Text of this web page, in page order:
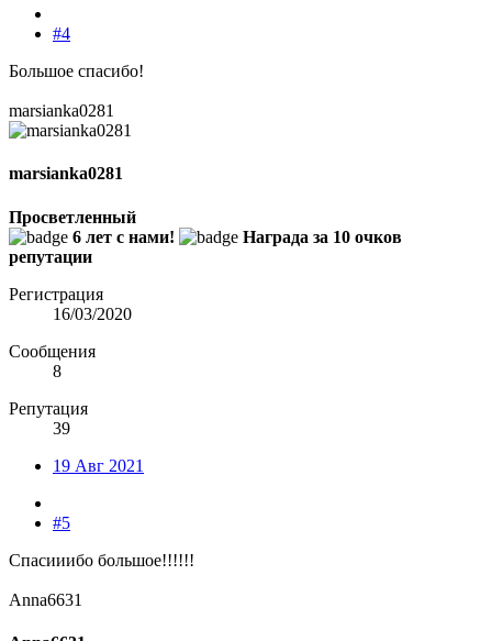
#4
Большое спасибо!
marsianka0281
marsianka0281
Просветленный
6 лет с нами!
Награда за 10 очков
репутации
Регистрация
16/03/2020
Сообщения
8
Репутация
39
19 Авг 2021
#5
Спасииибо большое!!!!!!
Anna6631